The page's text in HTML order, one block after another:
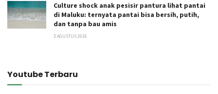
Culture shock anak pesisir pantura lihat pantai
di Maluku: ternyata pantai bisa bersih, putih,
dan tanpa bau amis
5 AGUSTUS 2026
Youtube Terbaru